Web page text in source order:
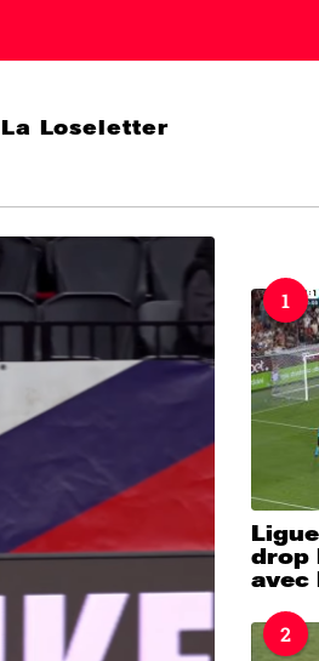
La Loseletter
1
drop
avec
2